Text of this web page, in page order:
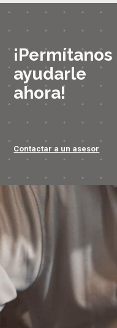
¡Permítanos
ayudarle
ahora!
Contactar a un asesor